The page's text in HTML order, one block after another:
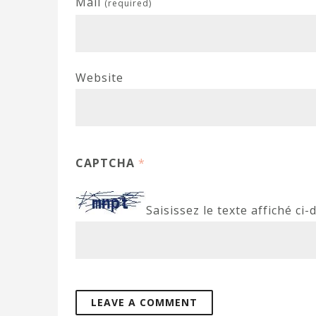
(required)
Website
CAPTCHA *
Saisissez le texte affiché ci-